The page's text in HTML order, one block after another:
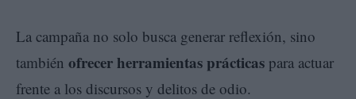
La campaña no solo busca generar reflexión, sino
también ofrecer herramientas prácticas para actuar
frente a los discursos y delitos de odio.